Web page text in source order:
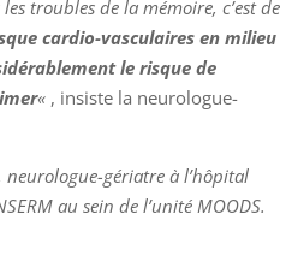
troubles de la mémoire, c’est de
cardio-vasculaires en milieu
le risque de
« , insiste la neurologue-
gériatre à l’hôpital
au sein de l’unité MOODS.